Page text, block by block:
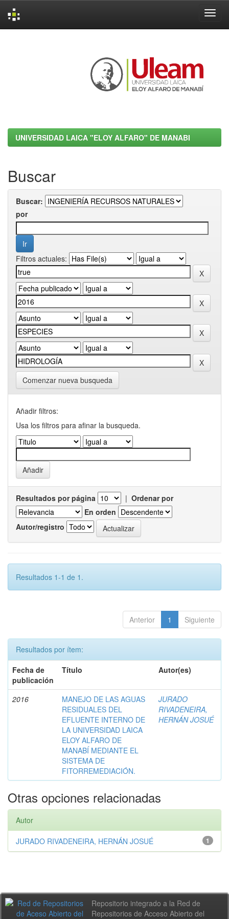
UNIVERSIDAD LAICA "ELOY ALFARO" DE MANABI
Buscar
Buscar:
por
Filtros actuales:
Comenzar nueva busqueda
Añadir filtros:
Usa los filtros para afinar la busqueda.
Resultados por página | Ordenar por
En orden
Autor/registro
Resultados 1-1 de 1.
Anterior 1 Siguiente
Resultados por ítem:
Fecha de
publicación
Título Autor(es)
2016
MANEJO DE LAS AGUAS
RESIDUALES DEL
EFLUENTE INTERNO DE
LA UNIVERSIDAD LAICA
ELOY ALFARO DE
MANABÍ MEDIANTE EL
SISTEMA DE
FITORREMEDIACIÓN.
JURADO
RIVADENEIRA,
HERNÁN JOSUÉ
Otras opciones relacionadas
Autor
1
JURADO RIVADENEIRA, HERNÁN JOSUÉ
Repositorio integrado a la Red de
Repositorios de Acceso Abierto del